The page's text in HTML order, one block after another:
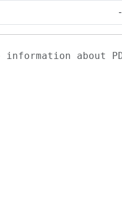
-
information about